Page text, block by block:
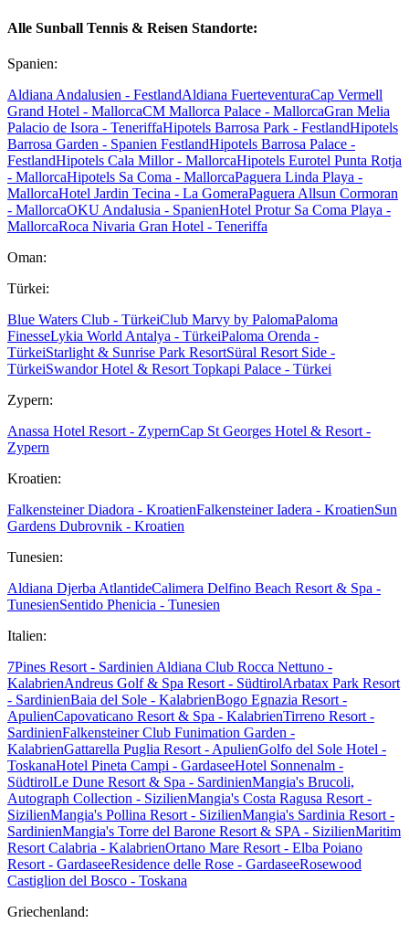
Alle Sunball Tennis & Reisen Standorte:
Spanien:
Aldiana Andalusien - FestlandAldiana FuerteventuraCap Vermell
Grand Hotel - MallorcaCM Mallorca Palace - MallorcaGran Melia
Palacio de Isora - TeneriffaHipotels Barrosa Park - FestlandHipotels
Barrosa Garden - Spanien FestlandHipotels Barrosa Palace -
FestlandHipotels Cala Millor - MallorcaHipotels Eurotel Punta Rotja
- MallorcaHipotels Sa Coma - MallorcaPaguera Linda Playa -
MallorcaHotel Jardin Tecina - La GomeraPaguera Allsun Cormoran
- MallorcaOKU Andalusia - SpanienHotel Protur Sa Coma Playa -
MallorcaRoca Nivaria Gran Hotel - Teneriffa
Oman:
Türkei:
Blue Waters Club - TürkeiClub Marvy by PalomaPaloma
FinesseLykia World Antalya - TürkeiPaloma Orenda -
TürkeiStarlight & Sunrise Park ResortSüral Resort Side -
TürkeiSwandor Hotel & Resort Topkapi Palace - Türkei
Zypern:
Anassa Hotel Resort - ZypernCap St Georges Hotel & Resort -
Zypern
Kroatien:
Falkensteiner Diadora - KroatienFalkensteiner Iadera - KroatienSun
Gardens Dubrovnik - Kroatien
Tunesien:
Aldiana Djerba AtlantideCalimera Delfino Beach Resort & Spa -
TunesienSentido Phenicia - Tunesien
Italien:
7Pines Resort - Sardinien Aldiana Club Rocca Nettuno -
KalabrienAndreus Golf & Spa Resort - SüdtirolArbatax Park Resort
- SardinienBaia del Sole - KalabrienBogo Egnazia Resort -
ApulienCapovaticano Resort & Spa - KalabrienTirreno Resort -
SardinienFalkensteiner Club Funimation Garden -
KalabrienGattarella Puglia Resort - ApulienGolfo del Sole Hotel -
ToskanaHotel Pineta Campi - GardaseeHotel Sonnenalm -
SüdtirolLe Dune Resort & Spa - SardinienMangia's Brucoli,
Autograph Collection - SizilienMangia's Costa Ragusa Resort -
SizilienMangia's Pollina Resort - SizilienMangia's Sardinia Resort -
SardinienMangia's Torre del Barone Resort & SPA - SizilienMaritim
Resort Calabria - KalabrienOrtano Mare Resort - Elba Poiano
Resort - GardaseeResidence delle Rose - GardaseeRosewood
Castiglion del Bosco - Toskana
Griechenland: